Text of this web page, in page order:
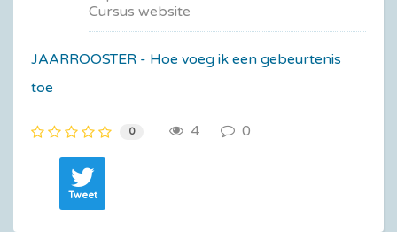
Cursus website
JAARROOSTER - Hoe voeg ik een gebeurtenis
toe
0 4 0
Tweet